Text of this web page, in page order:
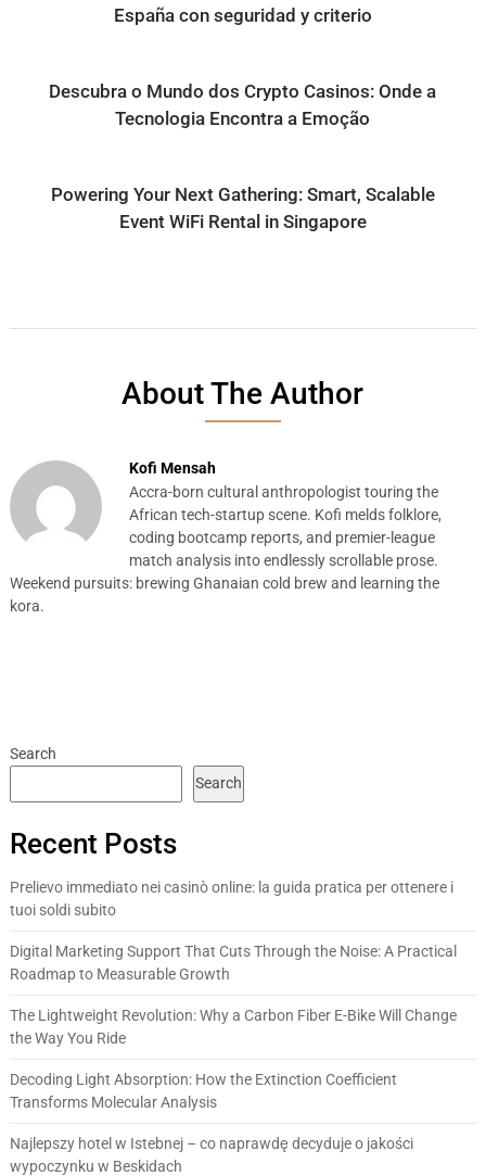
España con seguridad y criterio
Descubra o Mundo dos Crypto Casinos: Onde a
Tecnologia Encontra a Emoção
Powering Your Next Gathering: Smart, Scalable
Event WiFi Rental in Singapore
About The Author
Kofi Mensah
Accra-born cultural anthropologist touring the
African tech-startup scene. Kofi melds folklore,
coding bootcamp reports, and premier-league
match analysis into endlessly scrollable prose.
Weekend pursuits: brewing Ghanaian cold brew and learning the
kora.
Search
Search
Recent Posts
Prelievo immediato nei casinò online: la guida pratica per ottenere i
tuoi soldi subito
Digital Marketing Support That Cuts Through the Noise: A Practical
Roadmap to Measurable Growth
The Lightweight Revolution: Why a Carbon Fiber E-Bike Will Change
the Way You Ride
Decoding Light Absorption: How the Extinction Coefficient
Transforms Molecular Analysis
Najlepszy hotel w Istebnej – co naprawdę decyduje o jakości
wypoczynku w Beskidach